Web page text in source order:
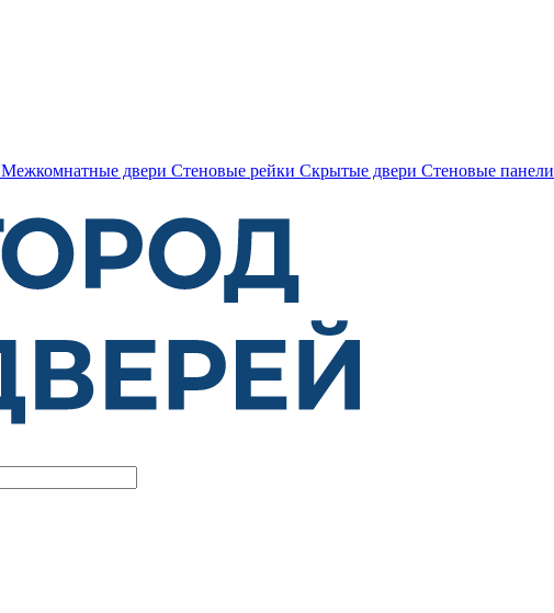
Межкомнатные двери Стеновые рейки Скрытые двери Стеновые панели